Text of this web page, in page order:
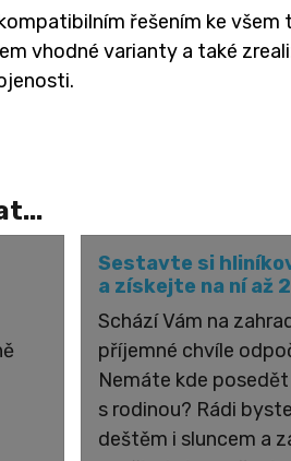
řešením ke
vhodné varianty a také
Sestavte si
a získejte na ní až
Schází Vám na
příjemné chvíle
Nemáte kde
s rodinou? Rádi
deštěm i sluncem a